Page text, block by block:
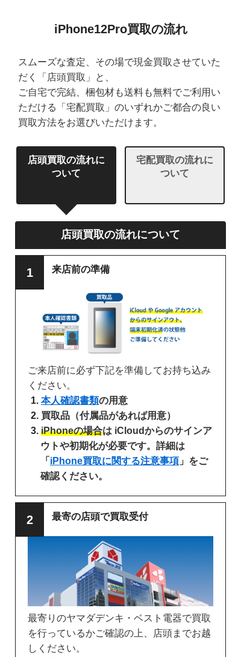
iPhone12Pro買取の流れ
スムーズな査定、その場で現金買取させていた
だく「店頭買取」と、
ご自宅で完結、梱包材も送料も無料でご利用い
ただける「宅配買取」のいずれかご都合の良い
買取方法をお選びいただけます。
店頭買取の流れに
ついて
宅配買取の流れに
ついて
店頭買取の流れについて
来店前の準備
ご来店前に必ず下記を準備してお持ち込み
ください。
本人確認書類の用意
買取品（付属品があれば用意）
iPhoneの場合は iCloudからのサインア
ウトや初期化が必要です。詳細は
「 iPhone買取に関する注意事項 」をご
確認ください。
最寄の店頭で買取受付
最寄りのヤマダデンキ・ベスト電器で買取
を行っているかご確認の上、店頭までお越
しください。